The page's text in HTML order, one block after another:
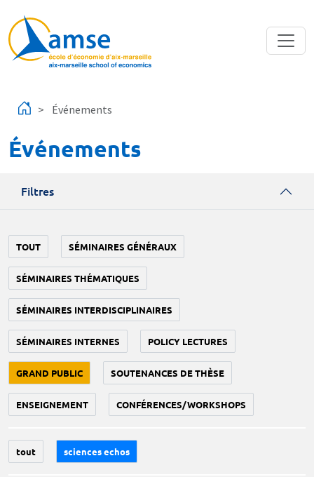
Événements
Événements
Filtres
TOUT SÉMINAIRES GÉNÉRAUX
SÉMINAIRES THÉMATIQUES
SÉMINAIRES INTERDISCIPLINAIRES
SÉMINAIRES INTERNES POLICY LECTURES
GRAND PUBLIC SOUTENANCES DE THÈSE
ENSEIGNEMENT CONFÉRENCES/WORKSHOPS
tout sciences echos